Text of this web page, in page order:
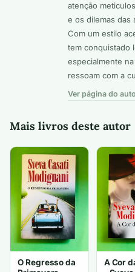
atenção
e os dilemas das
Com um estilo
tem conquistado
especialmente
ressoam com a
Ver página do
Mais livros deste autor
O Regresso da
A Cor